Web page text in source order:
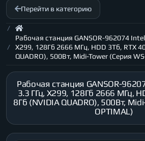
Перейти в категорию
Рабочая станция GANSOR-962074
X299, 128Гб 2666 МГц, HDD 3Тб, RTX
QUADRO), 500Вт, Midi-Tower (Серия
Рабочая станция GANSOR-
3.3 ГГц, X299, 128Гб 2666 МГц,
8Гб (NVIDIA QUADRO), 500Вт,
OPTIMAL)